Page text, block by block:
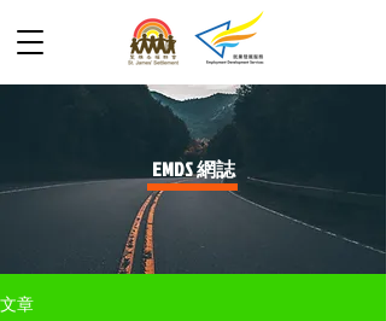
​EMDS 網誌
文章